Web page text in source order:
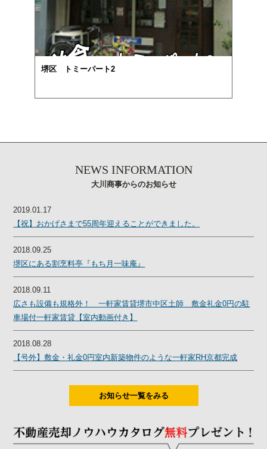
堺区 トミーパート2
NEWS INFORMATION
大川商事からのお知らせ
2019.01.17
【祝】おかげさまで55周年迎えることができました。
2018.09.25
堺区にある割烹料亭『もち月一味庵』
2018.09.11
広さも設備も規格外！ 一軒家賃貸堺市中区土師 敷金礼金0円の駐
車場付一軒家賃貸【室内動画付き】
2018.08.28
【号外】敷金・礼金0円室内新築物件のような一軒家RH京都完成
お知らせ一覧をみる